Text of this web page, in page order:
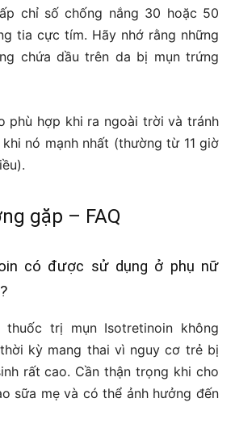
chỉ số chống nắng 30 hoặc 50
tia cực tím. Hãy nhớ rằng những
chứa dầu trên da bị mụn trứng
phù hợp khi ra ngoài trời và tránh
nó mạnh nhất (thường từ 11 giờ
gặp – FAQ
có được sử dụng ở phụ nữ
thuốc trị mụn Isotretinoin không
kỳ mang thai vì nguy cơ trẻ bị
rất cao. Cần thận trọng khi cho
sữa mẹ và có thể ảnh hưởng đến